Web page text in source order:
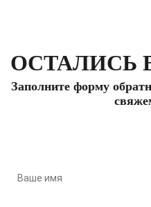
ОСТАЛИСЬ
Заполните форму